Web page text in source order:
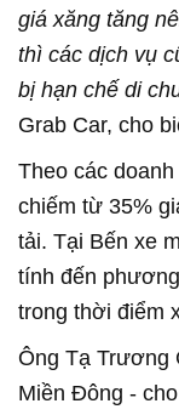
giá xăng tăng
thì các dịch vụ
bị hạn chế di
Grab Car, cho
Theo các
chiếm từ 35%
tải. Tại Bến xe
tính đến
trong thời điểm
Ông Tạ Trương
Miền Đông -